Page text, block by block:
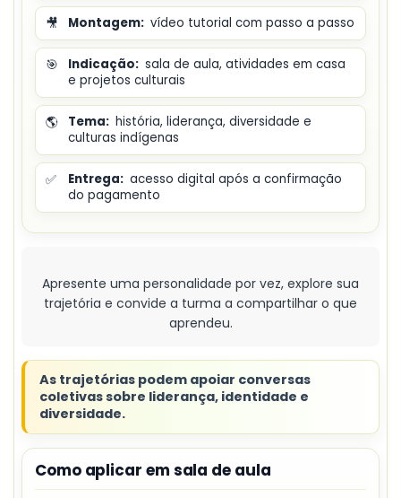
🎥 Montagem: vídeo tutorial com passo a passo
🎯 Indicação: sala de aula, atividades em casa
e projetos culturais
🌎 Tema: história, liderança, diversidade e
culturas indígenas
✅ Entrega: acesso digital após a confirmação
do pagamento
Apresente uma personalidade por vez, explore sua
trajetória e convide a turma a compartilhar o que
aprendeu.
As trajetórias podem apoiar conversas
coletivas sobre liderança, identidade e
diversidade.
Como aplicar em sala de aula